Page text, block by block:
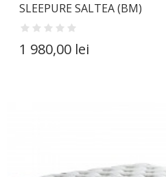
SLEEPURE SALTEA (BM)
1 980,00 lei